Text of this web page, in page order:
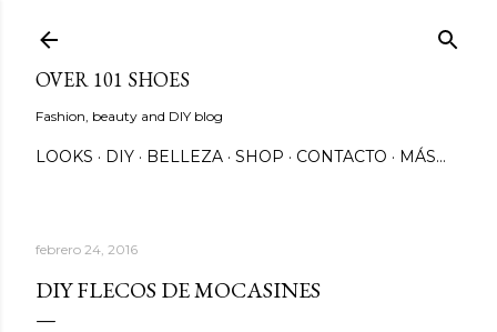
OVER 101 SHOES
Fashion, beauty and DIY blog
LOOKS DIY BELLEZA SHOP CONTACTO MÁS…
febrero 24, 2016
DIY FLECOS DE MOCASINES